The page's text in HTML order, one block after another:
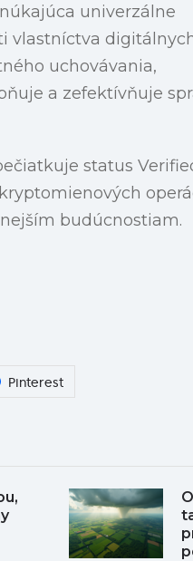
univerzálne
vlastníctva
uchovávania,
a zefektívňuje
status
budúcnostiam.
Pinterest